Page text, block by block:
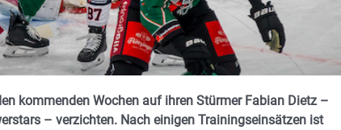
kommenden Wochen auf ihren Stürmer Fabian Dietz –
– verzichten. Nach einigen Trainingseinsätzen ist